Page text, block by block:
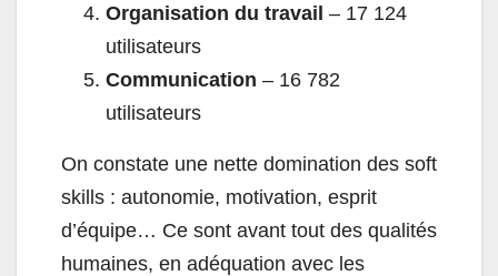
Organisation du travail – 17 124
utilisateurs
Communication – 16 782
utilisateurs
On constate une nette domination des soft
skills : autonomie, motivation, esprit
d’équipe… Ce sont avant tout des qualités
humaines, en adéquation avec les